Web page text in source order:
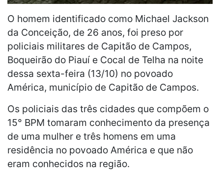
O homem identificado como Michael Jackson
da Conceição, de 26 anos, foi preso por
policiais militares de Capitão de Campos,
Boqueirão do Piauí e Cocal de Telha na noite
dessa sexta-feira (13/10) no povoado
América, município de Capitão de Campos.
Os policiais das três cidades que compõem o
15° BPM tomaram conhecimento da presença
de uma mulher e três homens em uma
residência no povoado América e que não
eram conhecidos na região.